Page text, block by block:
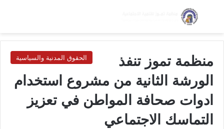
بحث عن
الحقوق المدنية والسياسية
منظمة تموز تنفذ
الورشة الثانية من مشروع استخدام
ادوات صحافة المواطن في تعزيز
التماسك الاجتماعي